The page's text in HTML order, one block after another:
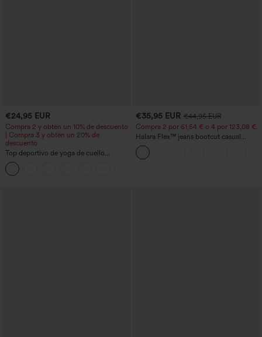
€24,95 EUR
Compra 2 y obtén un 10% de descuento
| Compra 3 y obtén un 20% de
descuento
Top deportivo de yoga de cuello
redondo y manga corta, con fruncidos y
tacto fresco - UPF50+
€35,95 EUR €44,95 EUR
Compra 2 por 61,54 € o 4 por 123,08 €.
Halara Flex™ jeans bootcut casual
lavados, de talle alto y con bolsillos